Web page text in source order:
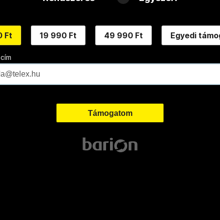
Ft 19 990 Ft 49 990 Ft Egyedi